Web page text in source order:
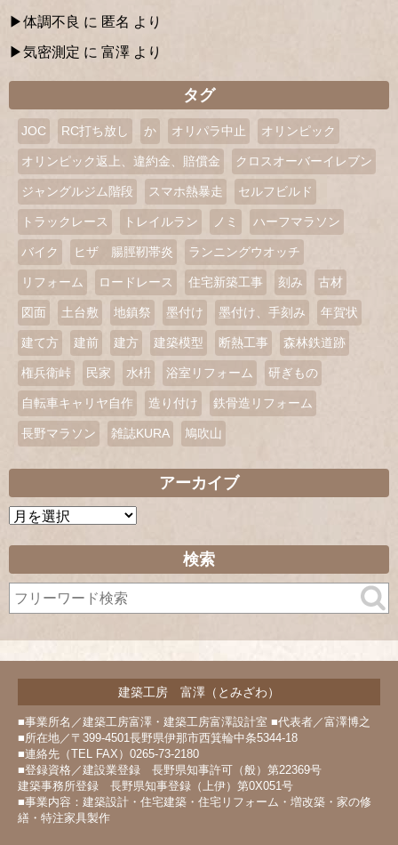
体調不良 に 匿名 より
気密測定 に 富澤 より
タグ
JOC RC打ち放し か オリパラ中止 オリンピック
オリンピック返上、違約金、賠償金 クロスオーバーイレブン
ジャングルジム階段 スマホ熱暴走 セルフビルド
トラックレース トレイルラン ノミ ハーフマラソン
バイク ヒザ 腸脛靭帯炎 ランニングウオッチ
リフォーム ロードレース 住宅新築工事 刻み 古材
図面 土台敷 地鎮祭 墨付け 墨付け、手刻み 年賀状
建て方 建前 建方 建築模型 断熱工事 森林鉄道跡
権兵衛峠 民家 水枡 浴室リフォーム 研ぎもの
自転車キャリヤ自作 造り付け 鉄骨造リフォーム
長野マラソン 雑誌KURA 鳩吹山
アーカイブ
ア
イ
ブ
検索
建築工房 富澤（とみざわ）
■事業所名／建築工房富澤・建築工房富澤設計室 ■代表者／富澤博之
■所在地／〒399-4501長野県伊那市西箕輪中条5344-18
■連絡先（TEL FAX）0265-73-2180
■登録資格／建設業登録 長野県知事許可（般）第22369号
建築事務所登録 長野県知事登録（上伊）第0X051号
■事業内容：建築設計・住宅建築・住宅リフォーム・増改築・家の修
繕・特注家具製作